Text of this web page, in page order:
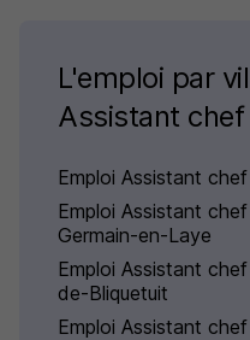
L'emploi par
Assistant
Emploi Assistant
Emploi Assistant
Germain-en-Laye
Emploi Assistant
de-Bliquetuit
Emploi Assistant